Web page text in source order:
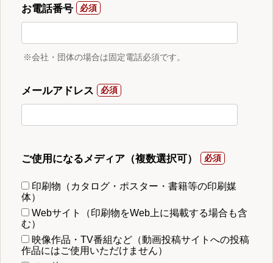
お電話番号
※会社・団体の場合は固定電話必須です。
メールアドレス
ご使用になるメディア（複数選択可）
印刷物（カタログ・ポスター・書籍等の印刷媒
体）
Webサイト（印刷物をWeb上に掲載する場合も含
む）
映像作品・TV番組など（動画投稿サイトへの投稿
作品にはご使用いただけません）